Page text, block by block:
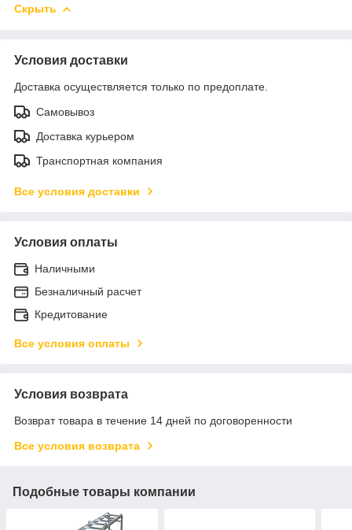
Скрыть
Условия доставки
Доставка осуществляется только по предоплате.
Самовывоз
Доставка курьером
Транспортная компания
Все условия доставки
Условия оплаты
Наличными
Безналичный расчет
Кредитование
Все условия оплаты
Условия возврата
Возврат товара в течение 14 дней по договоренности
Все условия возврата
Подобные товары компании